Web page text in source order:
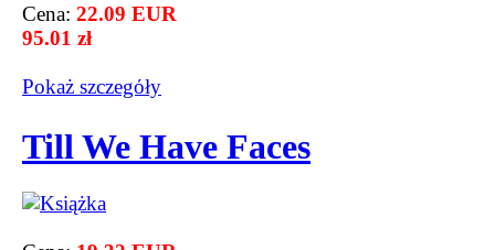
Cena: 22.09 EUR
95.01 zł
Pokaż szczegόły
Till We Have Faces